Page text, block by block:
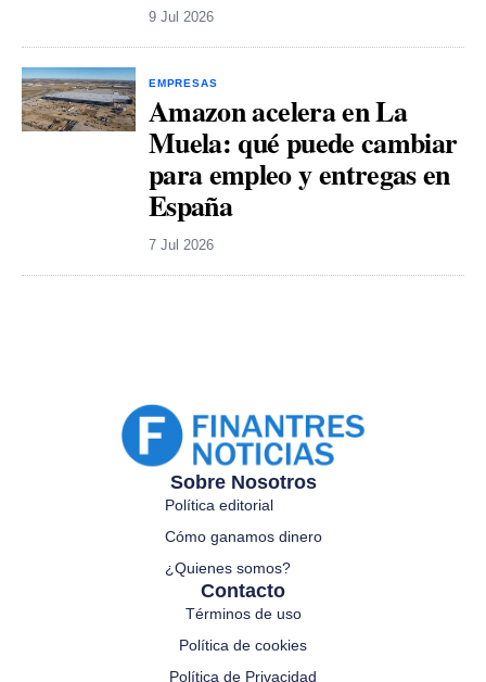
9 Jul 2026
EMPRESAS
Amazon acelera en La
Muela: qué puede cambiar
para empleo y entregas en
España
7 Jul 2026
Sobre Nosotros
Política editorial
Cómo ganamos dinero
¿Quienes somos?
Contacto
Términos de uso
Política de cookies
Política de Privacidad